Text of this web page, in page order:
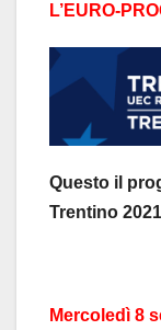
L’EURO-
Questo il
Trentino
Mercoledì 8